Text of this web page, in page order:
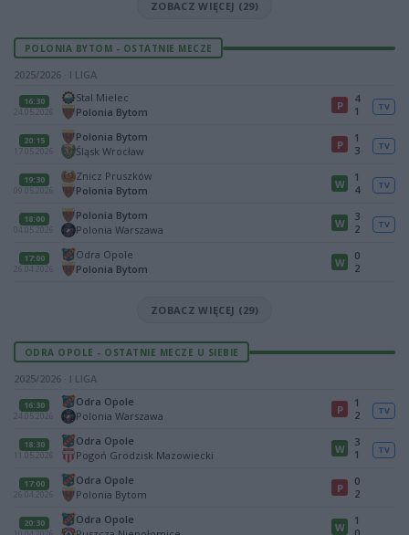
ZOBACZ WIĘCEJ (29)
POLONIA BYTOM - OSTATNIE MECZE
2025/2026 · I LIGA
16:30
24.05.2026
Stal Mielec
Polonia Bytom
P
4
1
TV
20:15
17.05.2026
Polonia Bytom
Śląsk Wrocław
P
1
3
TV
19:30
09.05.2026
Znicz Pruszków
Polonia Bytom
W
1
4
TV
18:00
04.05.2026
Polonia Bytom
Polonia Warszawa
W
3
2
TV
17:00
26.04.2026
Odra Opole
Polonia Bytom
W
0
2
ZOBACZ WIĘCEJ (29)
ODRA OPOLE - OSTATNIE MECZE U SIEBIE
2025/2026 · I LIGA
16:30
24.05.2026
Odra Opole
Polonia Warszawa
P
1
2
TV
18:30
11.05.2026
Odra Opole
Pogoń Grodzisk Mazowiecki
W
3
1
TV
17:00
26.04.2026
Odra Opole
Polonia Bytom
P
0
2
20:30
Odra Opole
W
1